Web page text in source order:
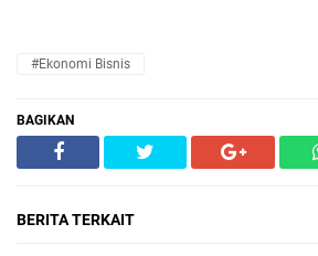
#Ekonomi Bisnis
BAGIKAN
BERITA TERKAIT